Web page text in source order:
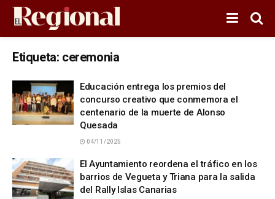
Etiqueta: ceremonia
Educación entrega los premios del
concurso creativo que conmemora el
centenario de la muerte de Alonso
Quesada
04/11/2025
El Ayuntamiento reordena el tráfico en los
barrios de Vegueta y Triana para la salida
del Rally Islas Canarias